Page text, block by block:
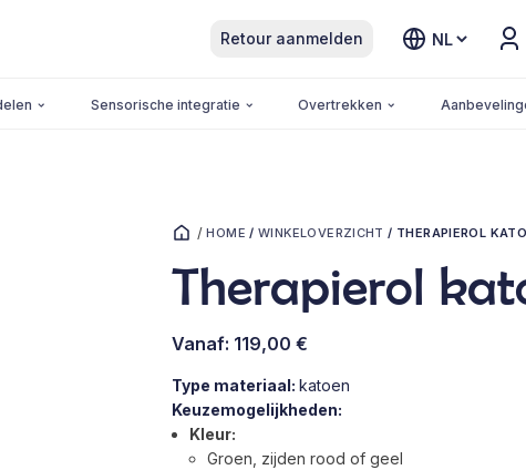
Retour aanmelden
Kies
Sensorische integratie Overtrekken
/ HOME /WINKELOVERZICHT / THERAPIEROL
Therapierol
Vanaf: 119,00 €
Type materiaal: katoen
Keuzemogelijkheden:
Kleur:
Groen, zijden rood of geel